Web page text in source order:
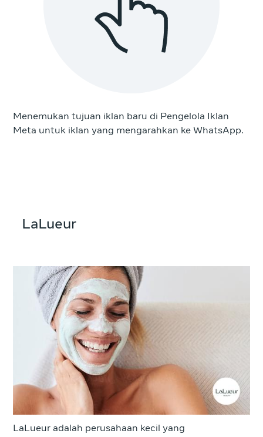
Menemukan tujuan iklan baru di Pengelola Iklan
Meta untuk iklan yang mengarahkan ke WhatsApp.
LaLueur
LaLueur adalah perusahaan kecil yang